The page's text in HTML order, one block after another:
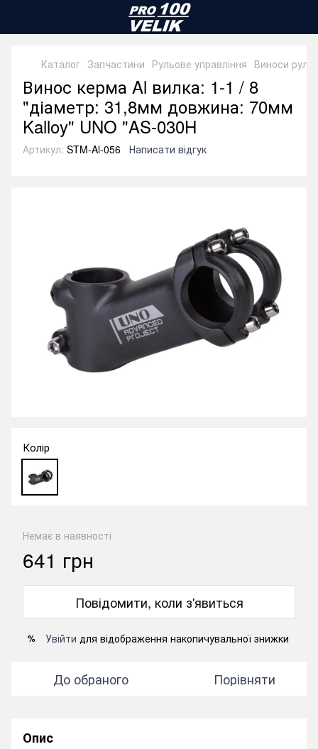
Каталог Запчастини Рульове управління Виноси руля
Винос керма Al вилка: 1-1 / 8
"діаметр: 31,8мм довжина: 70мм
Kalloy" UNO "AS-030H
Артикул: STM-Al-056 Написати відгук
Колір
Немає в наявності
641 грн
Повідомити, коли з'явиться
% Увійти для відображення накопичувальної знижки
До обраного Порівняти
Опис